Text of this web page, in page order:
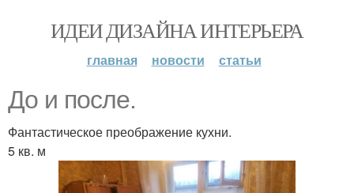
ИДЕИ ДИЗАЙНА ИНТЕРЬЕРА
главная новости статьи
До и после.
Фантастическое преображение кухни.
5 кв. м